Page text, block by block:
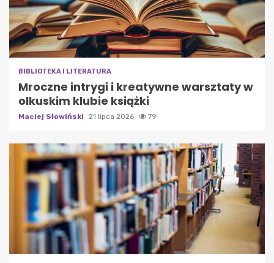
BIBLIOTEKA I LITERATURA
Mroczne intrygi i kreatywne warsztaty w
olkuskim klubie książki
Maciej Słowiński 21 lipca 2026 79